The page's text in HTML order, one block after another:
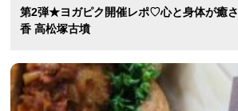
第2弾★ヨガピク開催レポ♡心と身体が癒
香 高松塚古墳